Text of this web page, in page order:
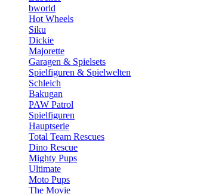
bworld
Hot Wheels
Siku
Dickie
Majorette
Garagen & Spielsets
Spielfiguren & Spielwelten
Schleich
Bakugan
PAW Patrol
Spielfiguren
Hauptserie
Total Team Rescues
Dino Rescue
Mighty Pups
Ultimate
Moto Pups
The Movie